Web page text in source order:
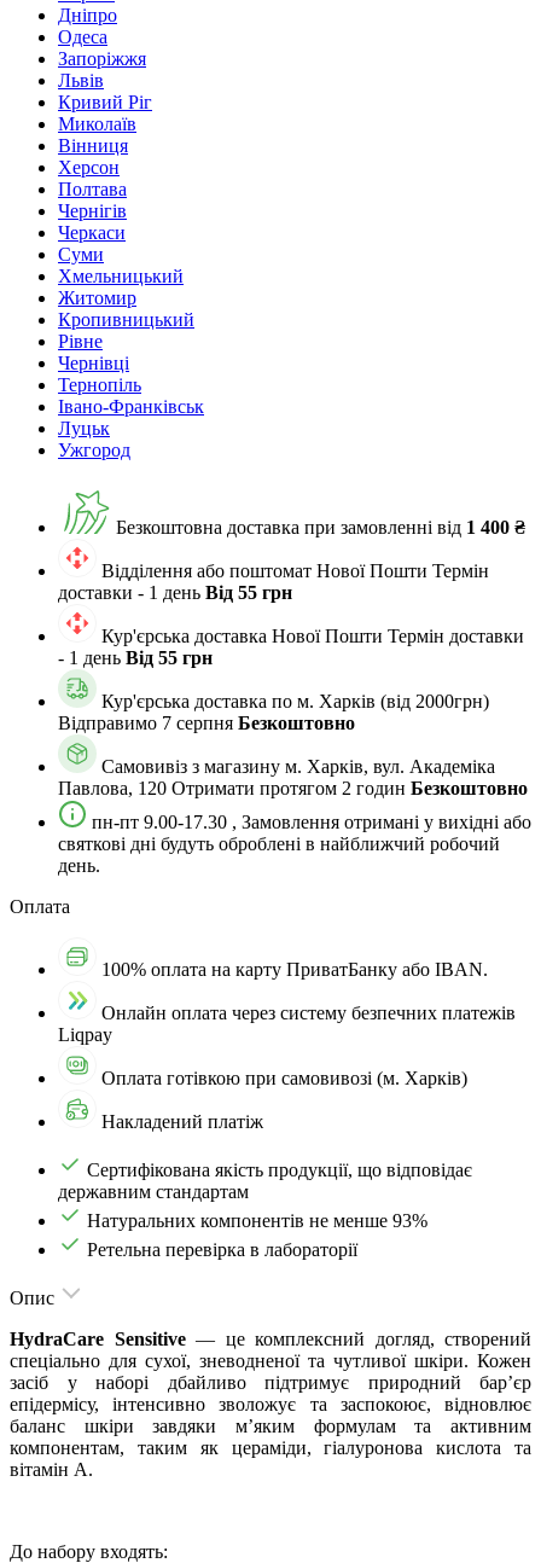
Дніпро
Одеса
Запоріжжя
Львів
Кривий Ріг
Миколаїв
Вінниця
Херсон
Полтава
Чернігів
Черкаси
Суми
Хмельницький
Житомир
Кропивницький
Рівне
Чернівці
Тернопіль
Івано-Франківськ
Луцьк
Ужгород
Безкоштовна доставка при замовленні від 1 400 ₴
Відділення або поштомат Нової Пошти Термін
доставки - 1 день Від 55 грн
Кур'єрська доставка Нової Пошти Термін доставки
- 1 день Від 55 грн
Кур'єрська доставка по м. Харкiв (від 2000грн)
Відправимо 7 серпня Безкоштовно
Самовивіз з магазину м. Харків, вул. Академіка
Павлова, 120 Отримати протягом 2 годин Безкоштовно
пн-пт 9.00-17.30 , Замовлення отримані у вихідні або
святкові дні будуть оброблені в найближчий робочий
день.
Оплата
100% оплата на карту ПриватБанку або IBAN.
Онлайн оплата через систему безпечних платежів
Liqpay
Оплата готівкою при самовивозі (м. Харків)
Накладений платіж
Сертифікована якість продукції, що відповідає
державним стандартам
Натуральних компонентів не менше 93%
Ретельна перевірка в лабораторії
Опис
HydraCare Sensitive— це комплексний догляд, створений
спеціально для сухої, зневодненої та чутливої шкіри. Кожен
засіб у наборі дбайливо підтримує природний бар’єр
епідермісу, інтенсивно зволожує та заспокоює, відновлює
баланс шкіри завдяки м’яким формулам та активним
компонентам, таким як цераміди, гіалуронова кислота та
вітамін А.
До набору входять: